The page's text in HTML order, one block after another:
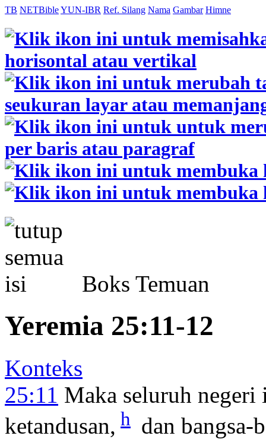
TB NETBibleYUN-IBR Ref. Silang Nama Gambar Himne
Boks Temuan
Yeremia 25:11-12
Konteks
25:11 Maka seluruh negeri
ketandusan, h dan bangsa-